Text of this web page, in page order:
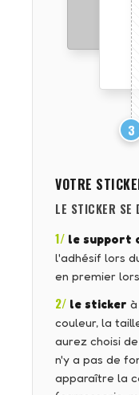
3
VOTRE
LE STICKER SE
1/ le support
l'adhésif lors
en premier
2/ le sticker
couleur, la
aurez choisi
n'y a pas de
apparaître la